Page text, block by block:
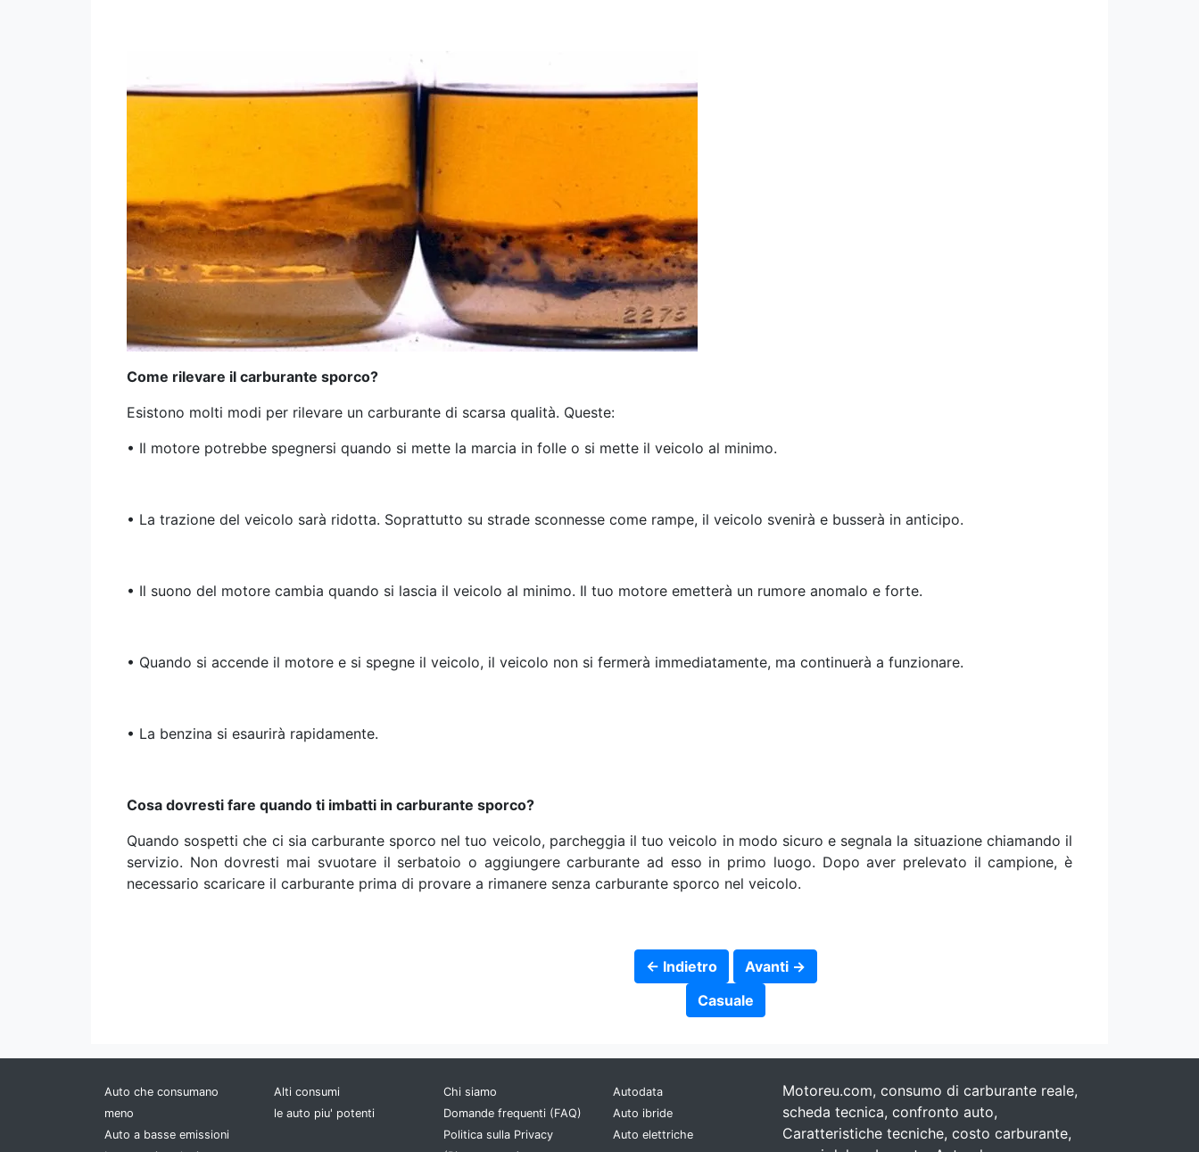
Come rilevare il carburante sporco?
Esistono molti modi per rilevare un carburante di scarsa qualità. Queste:
• Il motore potrebbe spegnersi quando si mette la marcia in folle o si mette il veicolo al minimo.
• La trazione del veicolo sarà ridotta. Soprattutto su strade sconnesse come rampe, il veicolo svenirà e busserà in anticipo.
• Il suono del motore cambia quando si lascia il veicolo al minimo. Il tuo motore emetterà un rumore anomalo e forte.
• Quando si accende il motore e si spegne il veicolo, il veicolo non si fermerà immediatamente, ma continuerà a funzionare.
• La benzina si esaurirà rapidamente.
Cosa dovresti fare quando ti imbatti in carburante sporco?
Quando sospetti che ci sia carburante sporco nel tuo veicolo, parcheggia il tuo veicolo in modo sicuro e segnala la situazione chiamando il
servizio. Non dovresti mai svuotare il serbatoio o aggiungere carburante ad esso in primo luogo. Dopo aver prelevato il campione, è
necessario scaricare il carburante prima di provare a rimanere senza carburante sporco nel veicolo.
← Indietro
Avanti →
Casuale
Auto che consumano
meno
Auto a basse emissioni
Alti consumi
le auto piu' potenti
Chi siamo
Domande frequenti (FAQ)
Politica sulla Privacy
Autodata
Auto ibride
Auto elettriche
Motoreu.com, consumo di carburante reale,
scheda tecnica, confronto auto,
Caratteristiche tecniche, costo carburante,